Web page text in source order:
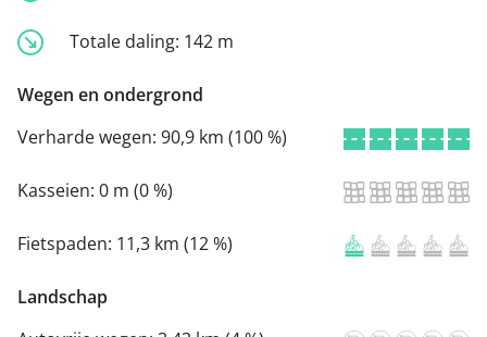
Totale daling: 142 m
Wegen en ondergrond
Verharde wegen: 90,9 km (100 %)
Kasseien: 0 m (0 %)
Fietspaden: 11,3 km (12 %)
Landschap